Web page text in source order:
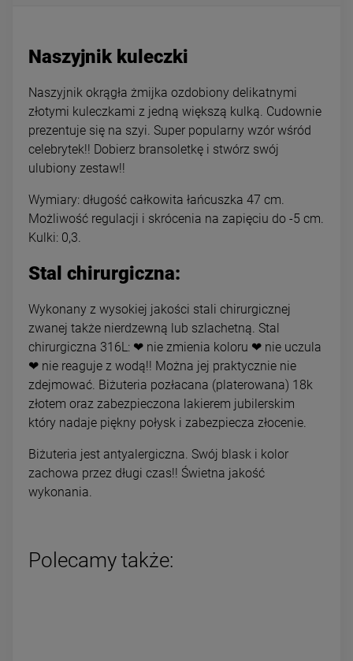
Naszyjnik kuleczki
Naszyjnik okrągła żmijka ozdobiony delikatnymi
złotymi kuleczkami z jedną większą kulką. Cudownie
prezentuje się na szyi. Super popularny wzór wśród
celebrytek!! Dobierz bransoletkę i stwórz swój
ulubiony zestaw!!
Wymiary: długość całkowita łańcuszka 47 cm.
Możliwość regulacji i skrócenia na zapięciu do -5 cm.
Kulki: 0,3.
Stal chirurgiczna:
Wykonany z wysokiej jakości stali chirurgicznej
zwanej także nierdzewną lub szlachetną. Stal
chirurgiczna 316L: ❤ nie zmienia koloru ❤ nie uczula
❤ nie reaguje z wodą!! Można jej praktycznie nie
zdejmować. Biżuteria pozłacana (platerowana) 18k
złotem oraz zabezpieczona lakierem jubilerskim
który nadaje piękny połysk i zabezpiecza złocenie.
Biżuteria jest antyalergiczna. Swój blask i kolor
zachowa przez długi czas!! Świetna jakość
wykonania.
Polecamy także: